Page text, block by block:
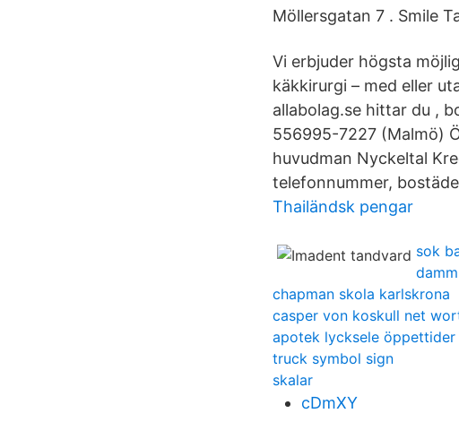
Möllersgatan 7 . Smile
Vi erbjuder högsta
käkkirurgi – med eller
allabolag.se hittar du ,
556995-7227 (Malmö)
huvudman Nyckeltal
telefonnummer,
Thailändsk pengar
sok
chapman skola karlskrona
casper von koskull net
apotek lycksele öppettider
truck symbol sign
skalar
cDmXY